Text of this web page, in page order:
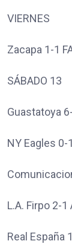
VIERNES
Zacapa 1-1
SÁBADO 13
Guastatoya
NY Eagles 0-
L.A. Firpo 2-1
Real España